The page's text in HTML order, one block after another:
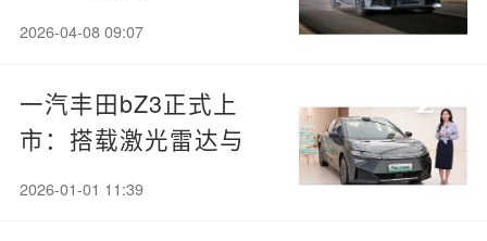
2026-04-08 09:07
一汽丰田bZ3正式上
市：搭载激光雷达与
2026-01-01 11:39